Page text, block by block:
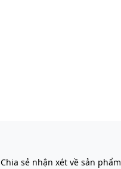
Chia sẻ nhận xét về sản phẩm